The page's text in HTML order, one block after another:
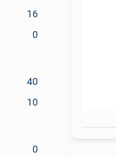
16
0
40
10
0